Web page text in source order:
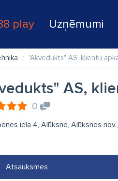
play Uzņēmumi
"Akvedukts" AS, klientu
AS,
0
iela 4, Alūksne, Alūksnes
Atsauksmes